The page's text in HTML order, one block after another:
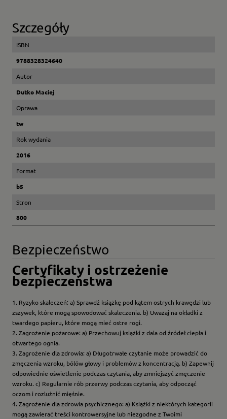
Szczegóły
ISBN
9788328324640
Autor
Dutko Maciej
Oprawa
tw
Rok wydania
2016
Format
b5
Stron
800
Bezpieczeństwo
Certyfikaty i ostrzeżenie
bezpieczeństwa
1. Ryzyko skaleczeń: a) Sprawdź książkę pod kątem ostrych krawędzi lub
zszywek, które mogą spowodować skaleczenia. b) Uważaj na okładki z
twardego papieru, które mogą mieć ostre rogi.
2. Zagrożenie pożarowe: a) Przechowuj książki z dala od źródeł ciepła i
otwartego ognia.
3. Zagrożenie dla zdrowia: a) Długotrwałe czytanie może prowadzić do
zmęczenia wzroku, bólów głowy i problemów z koncentracją. b) Zapewnij
odpowiednie oświetlenie podczas czytania, aby zmniejszyć zmęczenie
wzroku. c) Regularnie rób przerwy podczas czytania, aby odpocząć
oczom i rozluźnić mięśnie.
4. Zagrożenie dla zdrowia psychicznego: a) Książki z niektórych kategorii
mogą zawierać treści kontrowersyjne lub niezgodne z Twoimi